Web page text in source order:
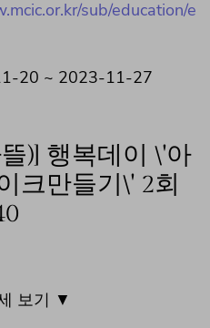
sub/education/e
20 ~ 2023-11-27
)] 행복데이 \'아
크만들기\' 2회
보기 ▼